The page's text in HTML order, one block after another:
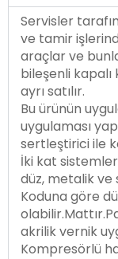
Servisler
ve tamir
araçlar ve
bileşenli
ayrı satılır.
Bu ürünün
uygulaması
sertleştirici ile
İki kat
düz, metalik ve
Koduna göre
akrilik vernik
Kompresörlü